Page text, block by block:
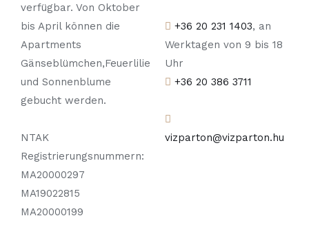
verfügbar. Von Oktober
bis April können die
Apartments
Gänseblümchen,Feuerlilie
und Sonnenblume
gebucht werden.
NTAK
Registrierungsnummern:
MA20000297
MA19022815
MA20000199
+36 20 231 1403, an
Werktagen von 9 bis 18
Uhr
+36 20 386 3711
vizparton@vizparton.hu